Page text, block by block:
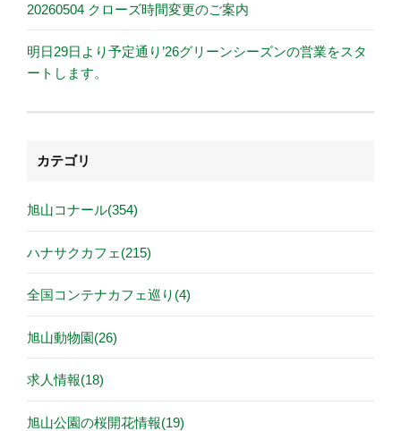
20260504 クローズ時間変更のご案内
明日29日より予定通り’26グリーンシーズンの営業をスタ
ートします。
カテゴリ
旭山コナール(354)
ハナサクカフェ(215)
全国コンテナカフェ巡り(4)
旭山動物園(26)
求人情報(18)
旭山公園の桜開花情報(19)